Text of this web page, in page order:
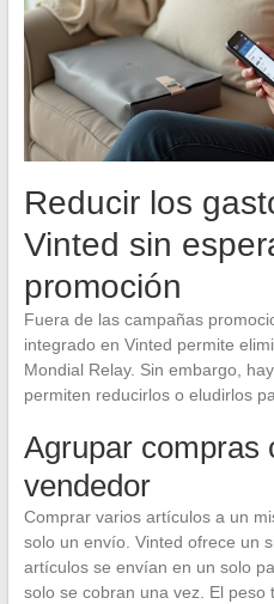
Reducir los
Vinted sin
promoción
Fuera de las campañas
integrado en Vinted permite
Mondial Relay. Sin embargo,
permiten reducirlos o eludirlos
Agrupar compras
vendedor
Comprar varios artículos a un
solo un envío. Vinted ofrece un
artículos se envían en un solo
solo se cobran una vez. El peso